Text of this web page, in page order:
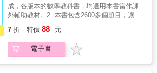
個單元包含了不同面向的核心素養，用以提升
學生對於文本學習面向的深度與廣度。 3.
有圖表題為單元 一般閱讀測驗通常以文本
生活中常會用到的圖表入題，用來評量學生對
於圖表的理解，並藉此來提升學生的閱讀能
力。 4.集結多位國小老師作品 本書試
養，用以提升學生對於文本學習面向的深度與
廣度。3.有圖表題為單元的書一般閱讀測驗通
別以各類生活中常會用到的圖表入題，用來評
量學生對於圖表的理解，並藉此來提升學生的
閱讀能力。4.集結多位國小老師作品本書試題
的編纂是凝聚多位第一線國小國文教師及學會
課綱要點，確立主旨觀念，以生活議題形式引
導學生探究思考，從掌握概念到懂得實際應用
解題，從此再也不怕素養數學題。素養其實並
不難！5大看點快速掌握要領 1.將生活情境議題
自我學習的狀況4.簡潔的排版讓作題更輕鬆5.詳
盡的解題資訊一看就懂現今「素養」正是生活
與升學的關鍵，將帶領學生理解新課綱的素養
成，各版本的數學教科書，均適用本書當作課
外輔助教材。2. 本書包含2600多個題目，讓孩
數學能力。3. 本書除了加、減、乘法的計算
外，特別設計：(1)「數字填空」單元：讓孩子
從計算中建立加減互逆的概念，並熟練九九乘
7 折 特價 88 元
電子書